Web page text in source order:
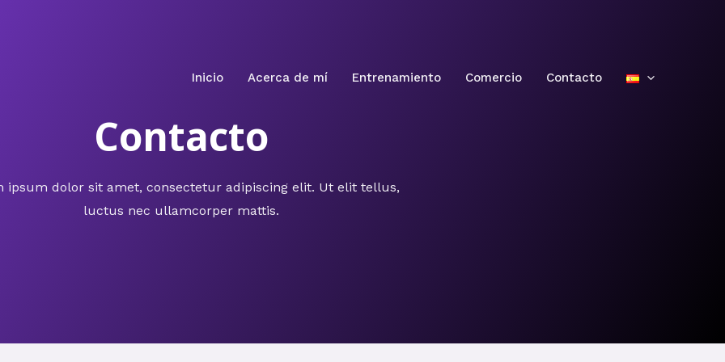
Inicio Acerca de mí Entrenamiento Comercio Contacto
Contacto
ipsum dolor sit amet, consectetur adipiscing elit. Ut elit tellus,
luctus nec ullamcorper mattis.